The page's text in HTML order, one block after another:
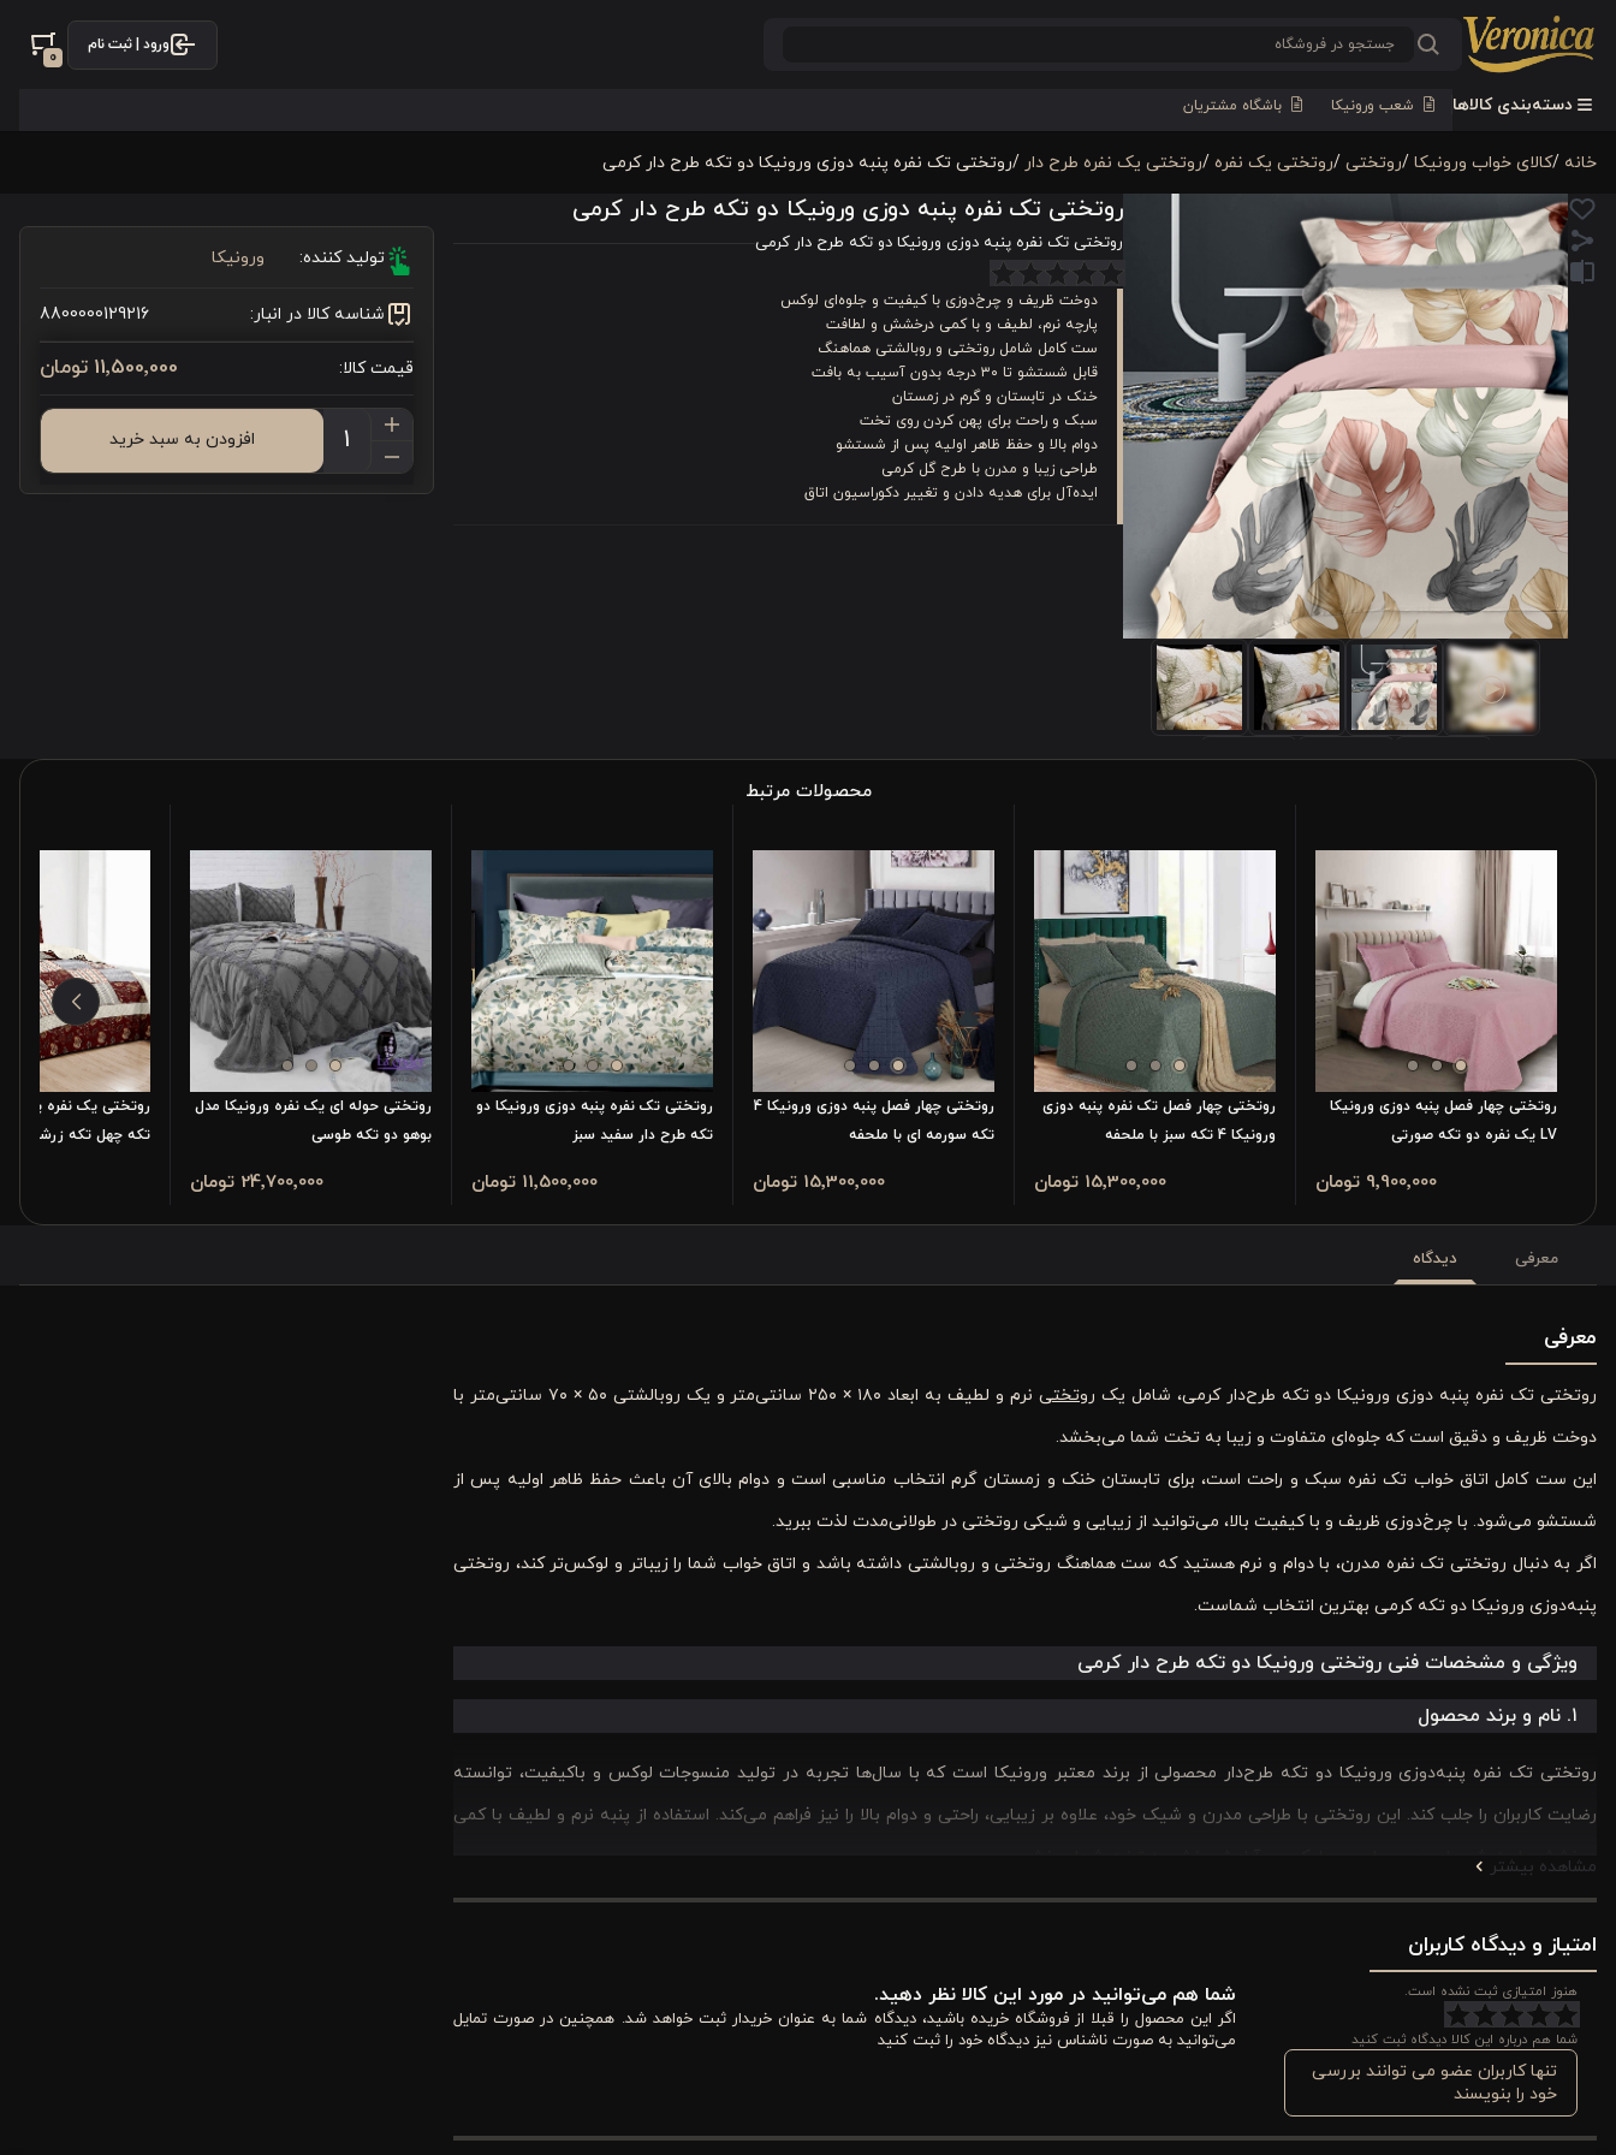
ورود | ثبت نام
0
دسته‌بندی کالاها شعب ورونیکا باشگاه مشتریان
خانه /کالای خواب ورونیکا /روتختی /روتختی یک نفره /روتختی یک نفره طرح دار /روتختی تک نفره پنبه دوزی ورونیکا دو تکه طرح دار کرمی
روتختی تک نفره پنبه دوزی ورونیکا دو تکه طرح دار کرمی
روتختی تک نفره پنبه دوزی ورونیکا دو تکه طرح دار کرمی
دوخت ظریف و چرخ‌دوزی با کیفیت و جلوه‌ای لوکس
پارچه نرم، لطیف و با کمی درخشش و لطافت
ست کامل شامل روتختی و روبالشتی هماهنگ
قابل شستشو تا ۳۰ درجه بدون آسیب به بافت
خنک در تابستان و گرم در زمستان
سبک و راحت برای پهن کردن روی تخت
دوام بالا و حفظ ظاهر اولیه پس از شستشو
طراحی زیبا و مدرن با طرح گل کرمی
ایده‌آل برای هدیه دادن و تغییر دکوراسیون اتاق
تولید کننده: ورونیکا
شناسه کالا در انبار: 8800000129216
قیمت کالا: 11٬500٬000 تومان
افزودن به سبد خرید
محصولات مرتبط
روتختی چهار فصل پنبه دوزی ورونیکا
LV یک نفره دو تکه صورتی
9٬900٬000 تومان
روتختی چهار فصل تک نفره پنبه دوزی
ورونیکا 4 تکه سبز با ملحفه
15٬300٬000 تومان
روتختی چهار فصل پنبه دوزی ورونیکا 4
تکه سورمه ای با ملحفه
15٬300٬000 تومان
روتختی تک نفره پنبه دوزی ورونیکا دو
تکه طرح دار سفید سبز
11٬500٬000 تومان
روتختی حوله ای یک نفره ورونیکا مدل
بوهو دو تکه طوسی
24٬700٬000 تومان
روتختی یک نفره پنبه
تکه چهل تکه زرشکی
معرفی دیدگاه
معرفی
روتختی تک نفره پنبه ‌دوزی ورونیکا دو تکه طرح‌دار کرمی، شامل یک روتختی
نرم و لطیف به ابعاد ۱۸۰ × ۲۵۰ سانتی‌متر و یک روبالشتی ۵۰ × ۷۰ سانتی‌متر با
دوخت ظریف و دقیق است که جلوه‌ای متفاوت و زیبا به تخت شما می‌بخشد.
این ست کامل اتاق خواب تک نفره سبک و راحت است، برای تابستان خنک و زمستان گرم انتخاب مناسبی است و دوام بالای آن باعث حفظ ظاهر اولیه پس از
شستشو می‌شود. با چرخ‌دوزی ظریف و با کیفیت بالا، می‌توانید از زیبایی و شیکی روتختی در طولانی‌مدت لذت ببرید.
اگر به دنبال روتختی تک نفره مدرن، با دوام و نرم هستید که ست هماهنگ روتختی و روبالشتی داشته باشد و اتاق خواب شما را زیباتر و لوکس‌تر کند، روتختی
پنبه‌دوزی ورونیکا دو تکه کرمی بهترین انتخاب شماست.
ویژگی و مشخصات فنی روتختی ورونیکا دو تکه طرح دار کرمی
۱. نام و برند محصول
روتختی تک نفره پنبه‌دوزی ورونیکا دو تکه طرح‌دار محصولی از برند معتبر ورونیکا است که با سال‌ها تجربه در تولید منسوجات لوکس و باکیفیت، توانسته
رضایت کاربران را جلب کند. این روتختی با طراحی مدرن و شیک خود، علاوه بر زیبایی، راحتی و دوام بالا را نیز فراهم می‌کند. استفاده از پنبه نرم و لطیف با کمی
درخشش باعث شده این محصول حس لوکس و آرامش‌بخش به تخت شما ببخشد.
و پوشش کاملی برای تخت ایجاد می‌کنند، بدون آنکه سنگین یا حجیم باشند. هماهنگی رنگ کرمی و طرح گل بین روتختی و روبالشتی، جلوه‌ای منسجم و زیبا ایجاد
کرده و ست کامل و هماهنگی برای اتاق خواب شما فراهم می‌کند.
۳. جنس پارچه و نوع دوخت
مشاهده بیشتر
امتیاز و دیدگاه کاربران
هنوز امتیازی ثبت نشده است.
شما هم درباره این کالا دیدگاه ثبت کنید
تنها کاربران عضو می توانند بررسی
خود را بنویسند
شما هم می‌توانید در مورد این کالا نظر دهید.
اگر این محصول را قبلا از فروشگاه خریده باشید، دیدگاه شما به عنوان خریدار ثبت خواهد شد. همچنین در صورت تمایل
می‌توانید به صورت ناشناس نیز دیدگاه خود را ثبت کنید